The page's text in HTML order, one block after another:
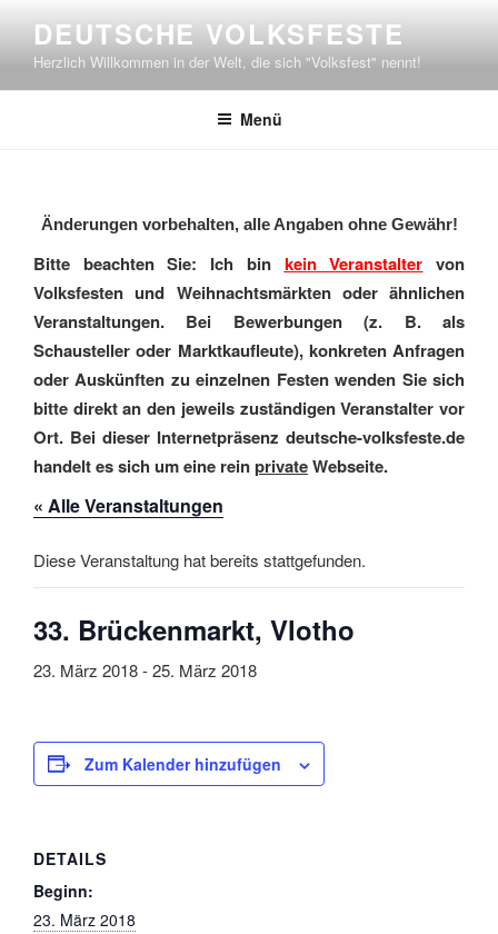
springen
DEUTSCHE VOLKSFESTE
Herzlich Willkommen in der Welt, die sich "Volksfest" nennt!
Menü
Änderungen vorbehalten, alle Angaben ohne Gewähr!
Bitte beachten Sie: Ich bin kein Veranstalter von
Volksfesten und Weihnachtsmärkten oder ähnlichen
Veranstaltungen. Bei Bewerbungen (z. B. als
Schausteller oder Marktkaufleute), konkreten Anfragen
oder Auskünften zu einzelnen Festen wenden Sie sich
bitte direkt an den jeweils zuständigen Veranstalter vor
Ort. Bei dieser Internetpräsenz deutsche-volksfeste.de
handelt es sich um eine reinprivateWebseite.
« Alle Veranstaltungen
Diese Veranstaltung hat bereits stattgefunden.
33. Brückenmarkt, Vlotho
23. März 2018-25. März 2018
Zum Kalender hinzufügen
DETAILS
Beginn:
23. März 2018